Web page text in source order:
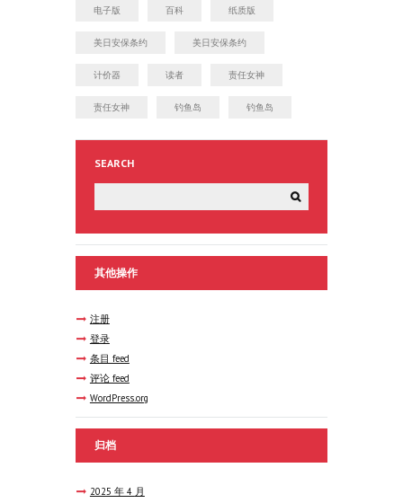
电子版 百科 纸质版
美日安保条约 美日安保条约
计价器 读者 责任女神
责任女神 钓鱼岛 钓鱼岛
SEARCH
其他操作
注册
登录
条目 feed
评论 feed
WordPress.org
归档
2025 年 4 月